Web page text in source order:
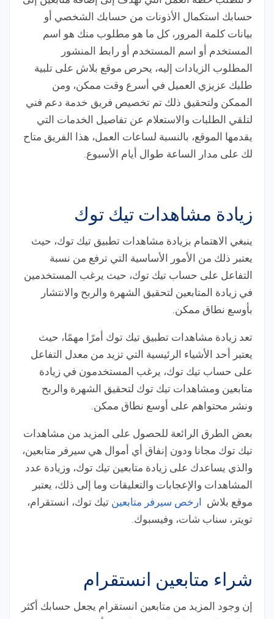
حسابك استكمال الأذونات من حسابك الشخصي أو
بيانات كلمة المرور، كل ما هو مطلوب منك هو اسم
المستخدم أو اسم المستخدم أو رابط المنشور
المطلوب الزيادات إليه، يحرص موقع بلاش على تلبية
طلبك عزيزي العميل في أسرع وقت ممكن، ومن
الممكن ولتحقيق ذلك تم تخصيص فريق خدمة دعم فني
لتلقي الطلبات والاستعلام عن تفاصيل الخدمات التي
يقدمها الموقع، بالنسبة لساعات العمل، هذا الفريق متاح
لك على مدار الساعة طوال أيام الأسبوع.
زيادة مشاهدات تيك توك
ينبغي الاهتمام بزيادة مشاهدات تطبيق تيك توك، حيث
يعتبر ذلك من الأمور الأساسية التي ترفع من نسبة
التفاعل على حساب تيك توك، حيث يرغب المستخدمين
في زيادة المتابعين لتحقيق الشهرة والربح والانتشار
بأوسع نطاق ممكن.
تعد زيادة مشاهدات تطبيق تيك توك أمرًا مهمًا، حيث
يعتبر أحد الأشياء الرئيسية التي تزيد من معدل التفاعل
على حساب تيك توك، يرغب المستخدمون في زيادة
متابعين ومشاهدات تيك توك لتحقيق الشهرة والربح
ونشر محتواهم على أوسع نطاق ممكن.
بعض الطرق الرائعة للحصول على المزيد من مشاهدات
تيك توك مجانا ودون إنفاق أي أموال هي سيرفر متابعين،
والذي يساعدك على زيادة متابعين تيك توك، وزيادة عدد
المشاهدات والإعجابات والتعليقات وما إلى ذلك، يعتبر
موقع بلاش
ارخص سيرفر متابعين تيك توك، انستقرام،
تويتر، سناب شات، وفيسبوك.
شراء متابعين انستقرام
إن وجود المزيد من متابعين انستقرام يجعل حسابك أكثر